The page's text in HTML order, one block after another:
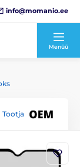
info@momanio.ee
Menüü
Tootja